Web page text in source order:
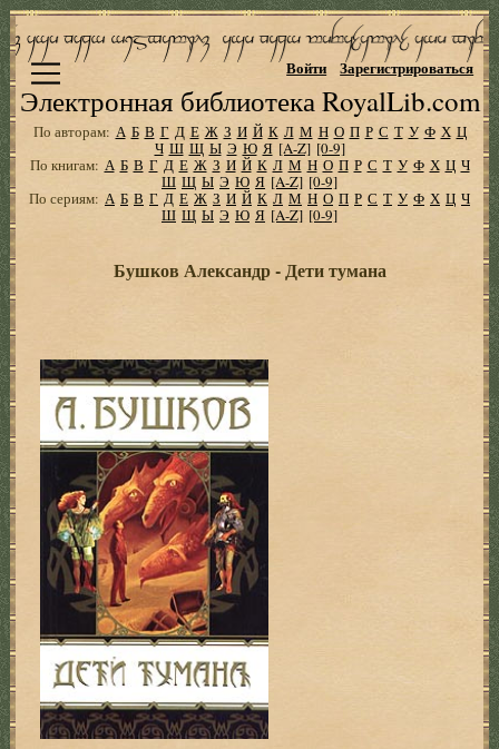
Электронная библиотека RoyalLib.com
Войти Зарегистрироваться
По авторам: А Б В Г Д Е Ж З И Й К Л М Н О П Р С Т У Ф Х Ц
Ч Ш Щ Ы Э Ю Я [A-Z] [0-9]
По книгам: А Б В Г Д Е Ж З И Й К Л М Н О П Р С Т У Ф Х Ц Ч
Ш Щ Ы Э Ю Я [A-Z] [0-9]
По сериям: А Б В Г Д Е Ж З И Й К Л М Н О П Р С Т У Ф Х Ц Ч
Ш Щ Ы Э Ю Я [A-Z] [0-9]
Бушков Александр - Дети тумана